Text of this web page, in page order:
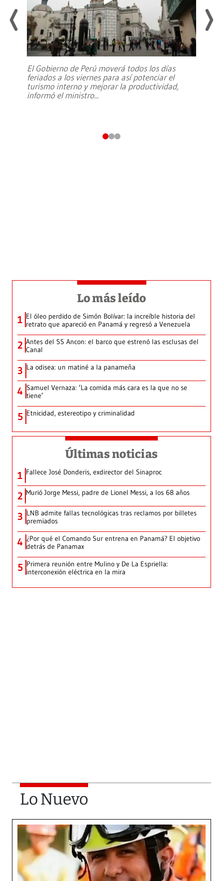
El Gobierno de Perú moverá todos los días
feriados a los viernes para así potenciar el
turismo interno y mejorar la productividad,
informó el ministro...
Lo más leído
1 El óleo perdido de Simón Bolívar: la increíble historia del
retrato que apareció en Panamá y regresó a Venezuela
2 Antes del SS Ancon: el barco que estrenó las esclusas del
Canal
3 La odisea: un matiné a la panameña
4 Samuel Vernaza: ‘La comida más cara es la que no se
tiene’
5 Etnicidad, estereotipo y criminalidad
Últimas noticias
1 Fallece José Donderis, exdirector del Sinaproc
2 Murió Jorge Messi, padre de Lionel Messi, a los 68 años
3 LNB admite fallas tecnológicas tras reclamos por billetes
premiados
4 ¿Por qué el Comando Sur entrena en Panamá? El objetivo
detrás de Panamax
5 Primera reunión entre Mulino y De La Espriella:
interconexión eléctrica en la mira
Lo Nuevo